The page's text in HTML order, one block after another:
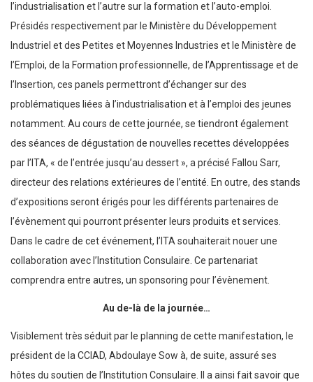
l’industrialisation et l’autre sur la formation et l’auto-emploi.
Présidés respectivement par le Ministère du Développement
Industriel et des Petites et Moyennes Industries et le Ministère de
l’Emploi, de la Formation professionnelle, de l’Apprentissage et de
l’Insertion, ces panels permettront d’échanger sur des
problématiques liées à l’industrialisation et à l’emploi des jeunes
notamment. Au cours de cette journée, se tiendront également
des séances de dégustation de nouvelles recettes développées
par l’ITA, « de l’entrée jusqu’au dessert », a précisé Fallou Sarr,
directeur des relations extérieures de l’entité. En outre, des stands
d’expositions seront érigés pour les différents partenaires de
l’évènement qui pourront présenter leurs produits et services.
Dans le cadre de cet événement, l’ITA souhaiterait nouer une
collaboration avec l’Institution Consulaire. Ce partenariat
comprendra entre autres, un sponsoring pour l’évènement.
Au de-là de la journée…
Visiblement très séduit par le planning de cette manifestation, le
président de la CCIAD, Abdoulaye Sow à, de suite, assuré ses
hôtes du soutien de l’Institution Consulaire. Il a ainsi fait savoir que